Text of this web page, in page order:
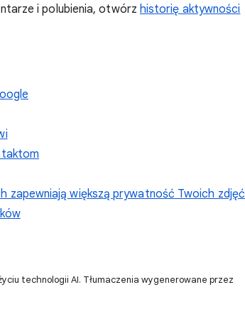
i polubienia, otwórz historię aktywności
zapewniają większą prywatność Twoich zdjęć
technologii AI. Tłumaczenia wygenerowane przez